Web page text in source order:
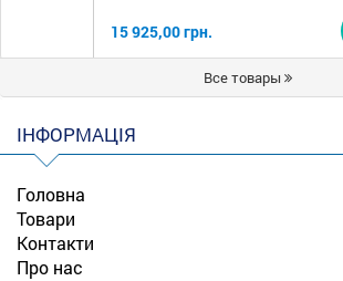
15 925,00 грн.
Все товары
ІНФОРМАЦІЯ
Головна
Товари
Контакти
Про нас